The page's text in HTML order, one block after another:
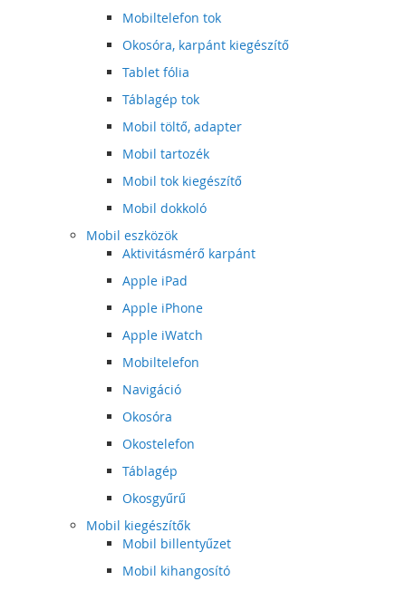
Mobiltelefon tok
Okosóra, karpánt kiegészítő
Tablet fólia
Táblagép tok
Mobil töltő, adapter
Mobil tartozék
Mobil tok kiegészítő
Mobil dokkoló
Mobil eszközök
Aktivitásmérő karpánt
Apple iPad
Apple iPhone
Apple iWatch
Mobiltelefon
Navigáció
Okosóra
Okostelefon
Táblagép
Okosgyűrű
Mobil kiegészítők
Mobil billentyűzet
Mobil kihangosító